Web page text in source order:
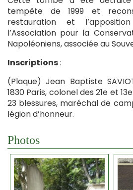
tempête de 1999 et
restauration et
l’Association pour la
Napoléoniens, associée au
Inscriptions:
(Plaque) Jean Baptiste
1830 Paris, colonel des 21e et
23 blessures, maréchal de
légion d’honneur.
Photos